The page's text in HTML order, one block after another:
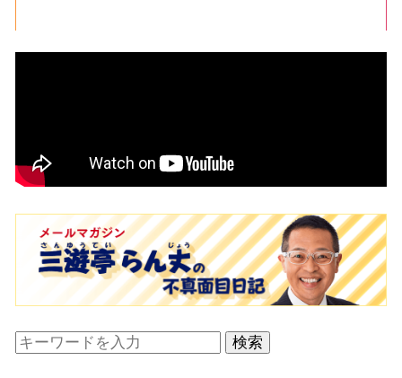
検索